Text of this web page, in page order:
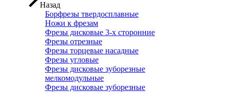
Назад
Борфрезы твердосплавные
Ножи к фрезам
Фрезы дисковые 3-х сторонние
Фрезы отрезные
Фрезы торцевые насадные
Фрезы угловые
Фрезы дисковые зуборезные
мелкомодульные
Фрезы дисковые зуборезные